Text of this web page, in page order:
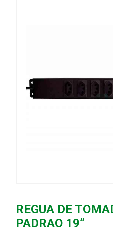
REGUA DE
PADRAO 19”